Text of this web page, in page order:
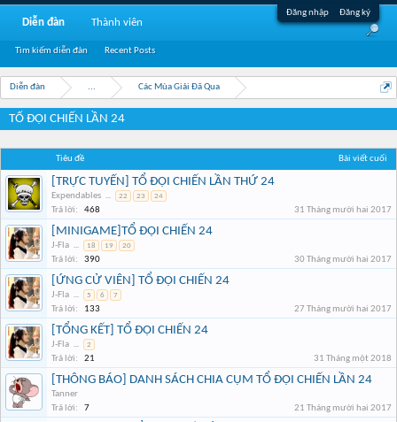
Đăng nhập Đăng ký
Diễn đàn ... Các Mùa Giải Đã Qua
TỔ ĐỘI CHIẾN LẦN 24
Tiêu đề Bài viết cuối
[TRỰC TUYẾN] TỔ ĐỘI CHIẾN LẦN THỨ 24
Expendables ... 22 23 24
Trả lời: 468 31 Tháng mười hai 2017
[MINIGAME]TỔ ĐỘI CHIẾN 24
J-Fla ... 18 19 20
Trả lời: 390 30 Tháng mười hai 2017
[ỨNG CỬ VIÊN] TỔ ĐỘI CHIẾN 24
J-Fla ... 5 6 7
Trả lời: 133 27 Tháng mười hai 2017
[TỔNG KẾT] TỔ ĐỘI CHIẾN 24
J-Fla ... 2
Trả lời: 21 31 Tháng một 2018
[THÔNG BÁO] DANH SÁCH CHIA CỤM TỔ ĐỘI CHIẾN LẦN 24
Tanner
Trả lời:
7 21 Tháng mười hai 2017
Diễn đàn
Tìm kiếm diễn đàn Recent Posts
Thành viên